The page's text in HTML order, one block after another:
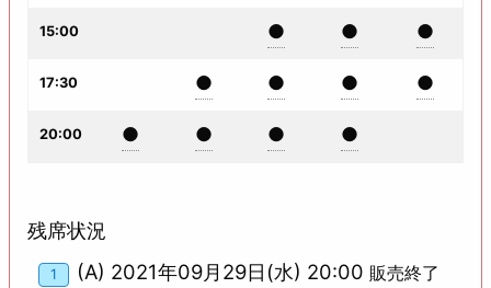
15:00 ● ● ●
17:30 ● ● ● ●
20:00 ● ● ● ●
残席状況
1 (A) 2021年09月29日(水) 20:00 販売終了